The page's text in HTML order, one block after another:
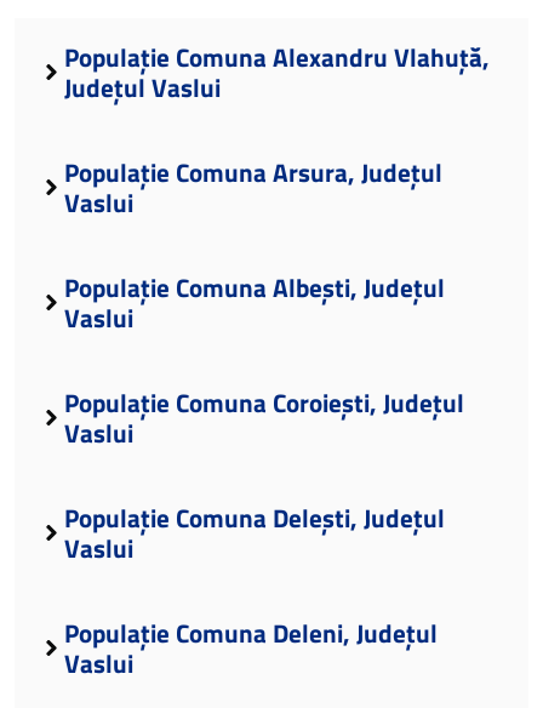
Populație Comuna Alexandru Vlahuță,
Județul Vaslui
Populație Comuna Arsura, Județul
Vaslui
Populație Comuna Albești, Județul
Vaslui
Populație Comuna Coroiești, Județul
Vaslui
Populație Comuna Delești, Județul
Vaslui
Populație Comuna Deleni, Județul
Vaslui